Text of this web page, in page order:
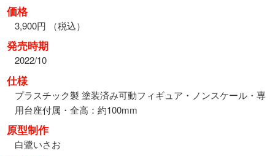
価格
3,900円 （税込）
発売時期
2022/10
仕様
プラスチック製 塗装済み可動フィギュア・ノンスケール・専
用台座付属・全高：約100mm
原型制作
白鷺いさお